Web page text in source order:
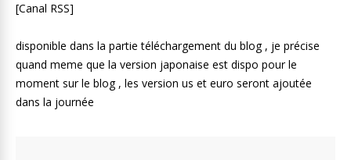
[Canal RSS]
disponible dans la partie téléchargement du blog , je précise
quand meme que la version japonaise est dispo pour le
moment sur le blog , les version us et euro seront ajoutée
dans la journée